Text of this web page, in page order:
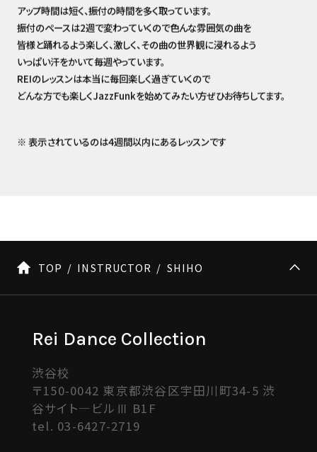
アップ時間は短く、振付の時間を多く取っています。
振付のペースは2週で変わっていくので色んな雰囲気の曲を
皆様と踊れるよう楽しく、激しく、その曲の世界観に浸れるよう
いっぱい汗をかいて毎週やっています。
REIのレッスンは本当に毎回楽しく過ぎていくので
どんな方でも楽しくJazzFunkを始めてみたい方ぜひお待ちしてます。
※ 表示されているのは4週間以内にあるレッスンです
TOP INSTRUCTOR SHIHO
Rei Dance Collection
渋谷校
〒150-0042 東京都渋谷区宇田川町34-5 渋
谷サイト―ビルⅢ B1F
tel. 03-6427-2719